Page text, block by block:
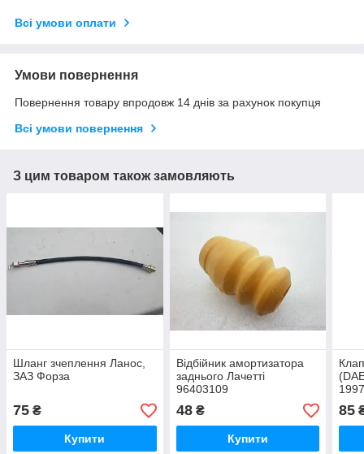
Всі умови оплати
Умови повернення
Повернення товару впродовж 14 днів за рахунок покупця
Всі умови повернення
З цим товаром також замовляють
Шланг зчеплення Ланос,
ЗАЗ Форза
75 ₴
Купити
Відбійник амортизатора
заднього Лачетті
96403109
48₴
Купити
85